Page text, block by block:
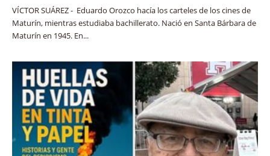
VÍCTOR SUÁREZ - Eduardo Orozco hacía los carteles de los cines de
Maturín, mientras estudiaba bachillerato. Nació en Santa Bárbara de
Maturín en 1945. En...